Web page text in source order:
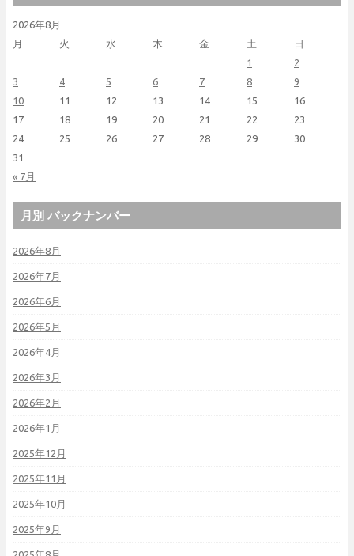
2026年8月
月
火 水 木 金 土 日
« 7月
1
2
3
4 5 6 7 8
9
10
11 12 13 14 15
16
17
18 19 20 21 22
23
24
25 26 27 28 29
30
31
月別 バックナンバー
2026年8月
2026年7月
2026年6月
2026年5月
2026年4月
2026年3月
2026年2月
2026年1月
2025年12月
2025年11月
2025年10月
2025年9月